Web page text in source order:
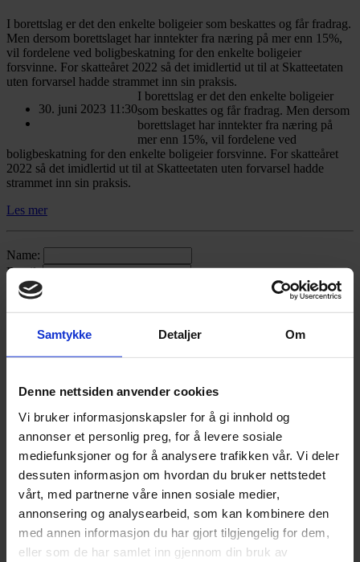
Samtykke Detaljer Om
Denne nettsiden anvender cookies
Vi bruker informasjonskapsler for å gi innhold og
annonser et personlig preg, for å levere sosiale
mediefunksjoner og for å analysere trafikken vår. Vi deler
dessuten informasjon om hvordan du bruker nettstedet
vårt, med partnerne våre innen sosiale medier,
annonsering og analysearbeid, som kan kombinere den
med annen informasjon du har gjort tilgjengelig for dem,
eller som de har samlet inn gjennom din bruk av
I borettslag er det den enkelte boligeier som beskattes og får fradrag.
Men dersom borettslaget har inntekter fra næring på mer enn 15%,
vil fordelene ved boligbeskatning for den enkelte boligeier
forsvinne. For skatteåret 2022 så det imidlertid ut til at Skatteetaten
uten forvarsel hadde strammet inn sin praksis.
30. juni 2023 11:30
I borettslag er det den enkelte boligeier
som beskattes og får fradrag. Men dersom
borettslaget har inntekter fra næring på
mer enn 15%, vil fordelene ved
boligbeskatning for den enkelte boligeier forsvinne. For skatteåret
2022 så det imidlertid ut til at Skatteetaten uten forvarsel hadde
strammet inn sin praksis.
Les mer
Name:
Email:
Subject:
x
2025(126)
2024
(134)
2023 (83)
2022(24)
2021(21)
(17)
2019(77)
2018(91)
2017(141)
2016
(185)
2015(35)
2014(3)